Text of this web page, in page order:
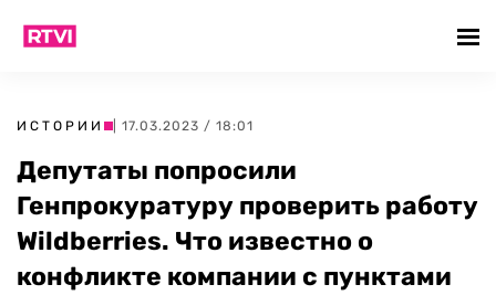
ИСТОРИИ | 17.03.2023 / 18:01
Депутаты попросили
Генпрокуратуру проверить работу
Wildberries. Что известно о
конфликте компании с пунктами